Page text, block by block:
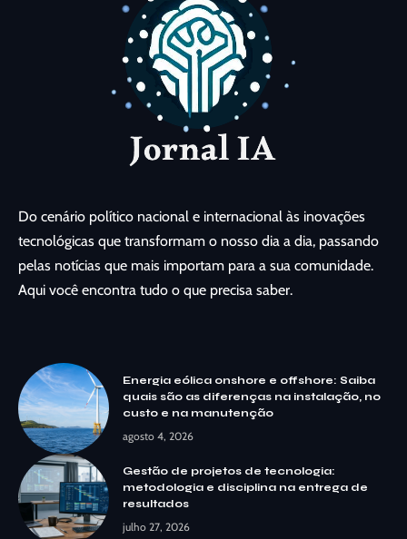
Do cenário político nacional e internacional às inovações
tecnológicas que transformam o nosso dia a dia, passando
pelas notícias que mais importam para a sua comunidade.
Aqui você encontra tudo o que precisa saber.
Energia eólica onshore e offshore: Saiba
quais são as diferenças na instalação, no
custo e na manutenção
agosto 4, 2026
Gestão de projetos de tecnologia:
metodologia e disciplina na entrega de
resultados
julho 27, 2026